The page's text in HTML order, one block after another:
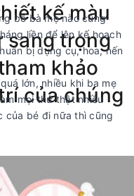
kế màu
sang trọng
khảo
của chúng
bố bà mẹ nào cũng
liền để lên kế hoạch
bị dụng cụ, hoa, nến
lớn, nhiều khi ba mẹ
mọi thứ thật nhiều
của bé đi nữa thì cũng